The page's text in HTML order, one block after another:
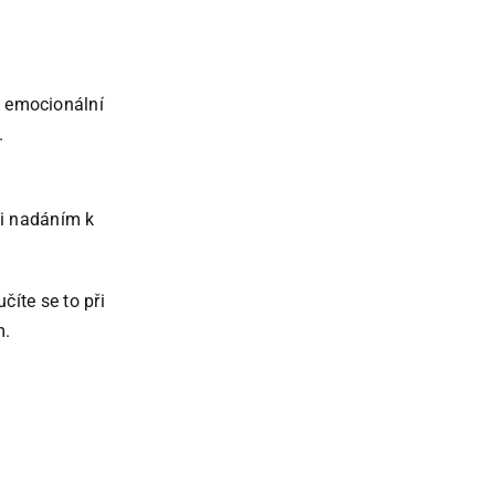
emocionální
nadáním k
se to při